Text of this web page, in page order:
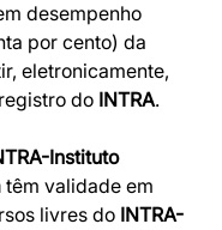
desempenho
por cento) da
eletronicamente,
do INTRA.
Instituto
têm validade em
livres do INTRA-